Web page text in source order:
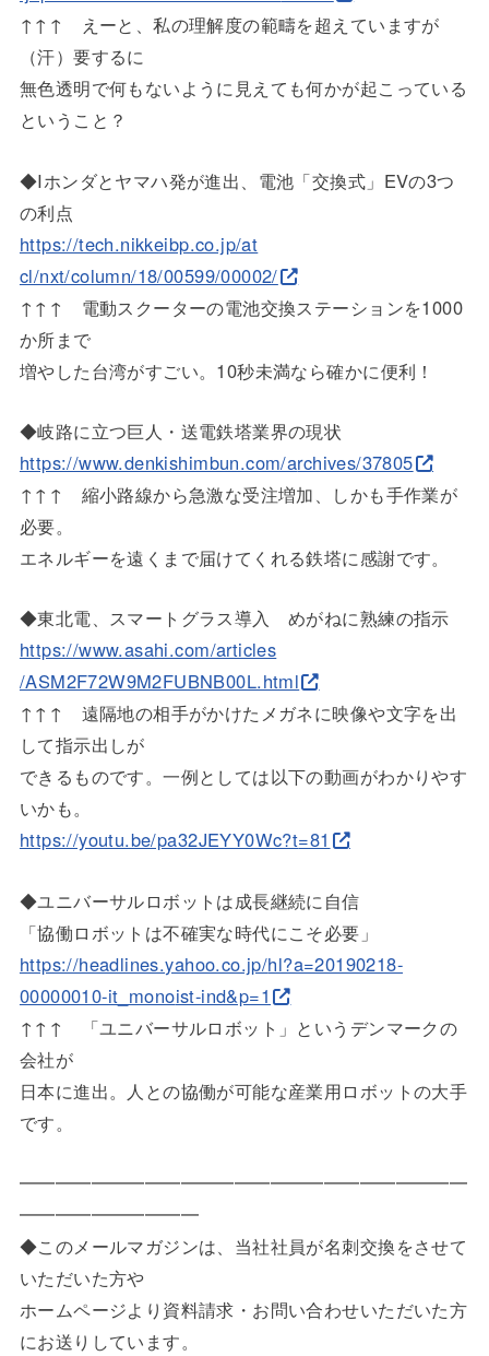
↑↑↑ えーと、私の理解度の範疇を超えていますが
（汗）要するに
無色透明で何もないように見えても何かが起こっている
ということ ？
◆Iホンダとヤマハ発が進出、電池「交換式」EVの3つ
の利点
https://tech.nikkeibp.co.jp/at
cl/nxt/column/18/00599/00002/
↑↑↑ 電動スクーターの電池交換ステーションを1000
か所まで
増やした台湾がすごい。10秒未満なら確かに便利！
◆岐路に立つ巨人・送電鉄塔業界の現状
https://www.denkishimbun.com/archives/37805
↑↑↑ 縮小路線から急激な受注増加、しかも手作業が
必要。
エネルギーを遠くまで届けてくれる鉄塔に感謝です。
◆東北電、スマートグラス導入 めがねに熟練の指示
https://www.asahi.com/articles
/ASM2F72W9M2FUBNB00L.html
↑↑↑ 遠隔地の相手がかけたメガネに映像や文字を出
して指示出しが
できるものです。一例としては以下の動画がわかりやす
いかも。
https://youtu.be/pa32JEYY0Wc?t=81
◆ユニバーサルロボットは成長継続に自信
「協働ロボットは不確実な時代にこそ必要」
https://headlines.yahoo.co.jp/hl?a=20190218-
00000010-it_monoist-ind&p=1
↑↑↑ 「ユニバーサルロボット」というデンマークの
会社が
日本に進出。人との協働が可能な産業用ロボットの大手
です。
━━━━━━━━━━━━━━━━━━━━━━━━━
━━━━━━━━━━
◆このメールマガジンは、当社社員が名刺交換をさせて
いただいた方や
ホームページより資料請求・お問い合わせいただいた方
にお送りしています。